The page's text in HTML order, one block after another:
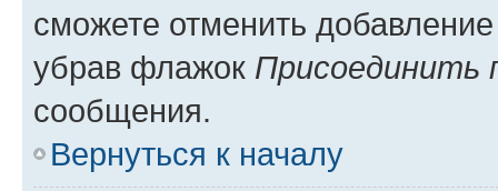
сможете отменить
убрав флажок Присоединить
сообщения.
Вернуться к началу